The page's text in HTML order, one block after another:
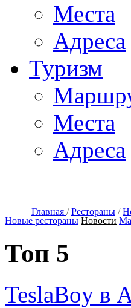
Места
Адреса
Туризм
Места
Адреса
Главная /Рестораны /
Новые рестораны Новости
Топ 5
TeslaBoy в